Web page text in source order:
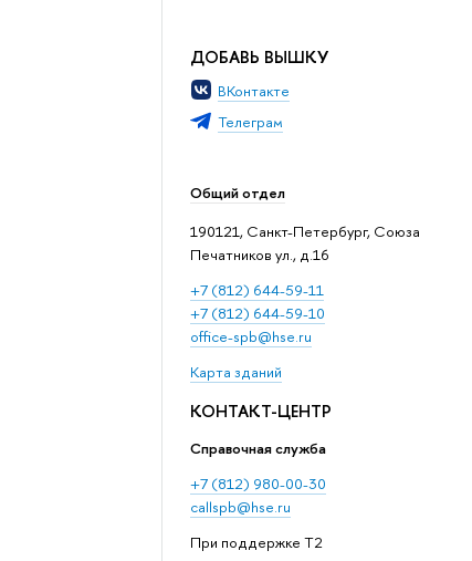
ДОБАВЬ ВЫШКУ
ВКонтакте
Телеграм
Общий отдел
190121, Санкт-Петербург, Союза
Печатников ул., д.16
+7 (812) 644-59-11
+7 (812) 644-59-10
office-spb@hse.ru
Карта зданий
КОНТАКТ-ЦЕНТР
Справочная служба
+7 (812) 980-00-30
callspb@hse.ru
При поддержке T2